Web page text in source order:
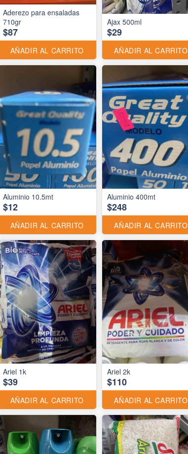
Aderezo para ensaladas
710gr
$87
AÑADIR AL CARRITO
Ajax 500ml
$29
AÑADIR AL CARRITO
Aluminio 10.5mt
$12
AÑADIR AL CARRITO
Aluminio 400mt
$248
AÑADIR AL CARRITO
Ariel 1k
$39
AÑADIR AL CARRITO
Ariel 2k
$110
AÑADIR AL CARRITO